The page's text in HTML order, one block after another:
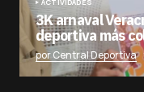
3K arnaval
deportiva más
por Central Deportiva